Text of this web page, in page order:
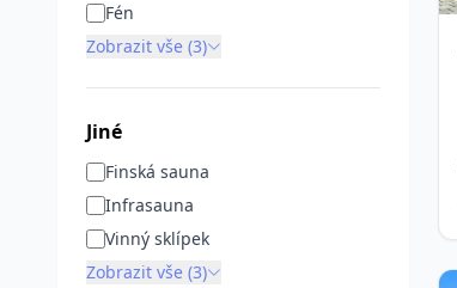
Fén
Zobrazit vše (3)
Jiné
Finská sauna
Infrasauna
Vinný sklípek
Zobrazit vše (3)